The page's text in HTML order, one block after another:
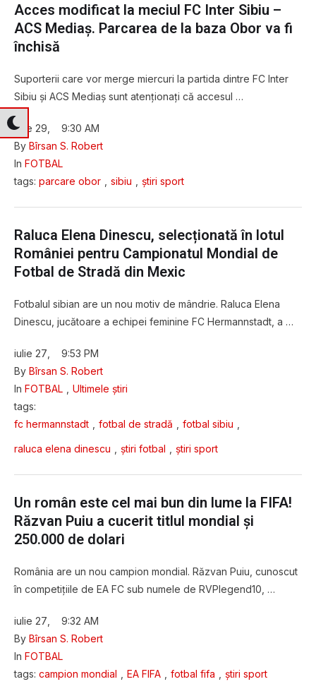
Acces modificat la meciul FC Inter Sibiu –
ACS Mediaș. Parcarea de la baza Obor va fi
închisă
Suporterii care vor merge miercuri la partida dintre FC Inter
Sibiu și ACS Mediaș sunt atenționați că accesul …
iulie 29
9:30 AM
By Bîrsan S. Robert
In FOTBAL
tags: parcare obor sibiu știri sport
Raluca Elena Dinescu, selecționată în lotul
României pentru Campionatul Mondial de
Fotbal de Stradă din Mexic
Fotbalul sibian are un nou motiv de mândrie. Raluca Elena
Dinescu, jucătoare a echipei feminine FC Hermannstadt, a …
iulie 27
9:53 PM
By Bîrsan S. Robert
In FOTBAL
Ultimele știri
tags:
fc hermannstadt
fotbal de stradă fotbal sibiu
raluca elena dinescu știri fotbal știri sport
Un român este cel mai bun din lume la FIFA!
Răzvan Puiu a cucerit titlul mondial și
250.000 de dolari
România are un nou campion mondial. Răzvan Puiu, cunoscut
în competițiile de EA FC sub numele de RVPlegend10, …
iulie 27
9:32 AM
By Bîrsan S. Robert
In FOTBAL
tags: campion mondial EA FIFA fotbal fifa știri sport